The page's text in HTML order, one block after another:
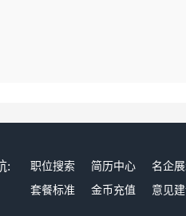
: 职位搜索 简历中心 名企
套餐标准
金币充值 意见